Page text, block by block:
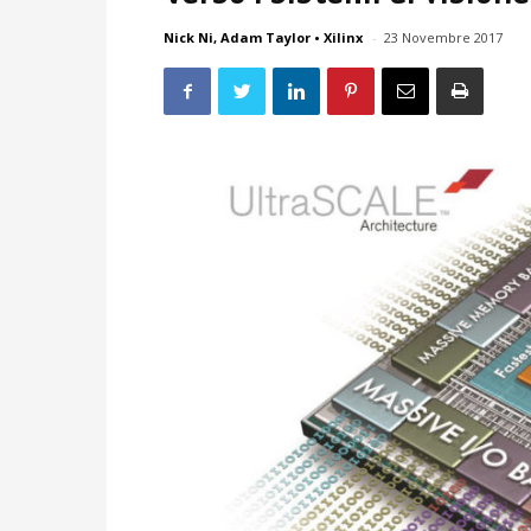
Nick Ni, Adam Taylor • Xilinx - 23 Novembre 2017